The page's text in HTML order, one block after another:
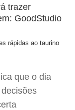
rápidas ao taurino
que o dia